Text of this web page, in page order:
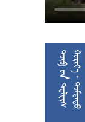

































































